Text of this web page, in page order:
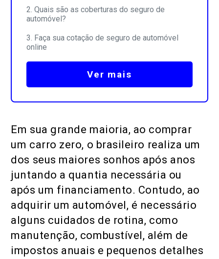
Em sua grande maioria, ao comprar
um carro zero, o brasileiro realiza um
dos seus maiores sonhos após anos
juntando a quantia necessária ou
após um financiamento. Contudo, ao
adquirir um automóvel, é necessário
alguns cuidados de rotina, como
manutenção, combustível, além de
impostos anuais e pequenos detalhes
Quais são as coberturas do seguro de
automóvel?
Faça sua cotação de seguro de automóvel
online
Ver mais